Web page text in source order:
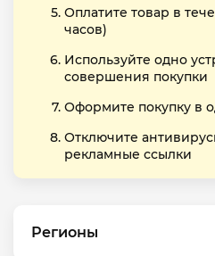
Оплатите товар в
часов)
Используйте одно
совершения покупки
Оформите покупку в
Отключите
рекламные ссылки
Регионы